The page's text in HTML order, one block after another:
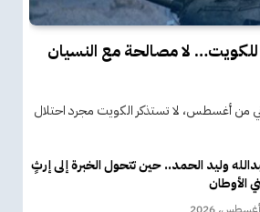
للكويت… لا مصالحة مع النسيان
من أغسطس، لا تستذكر الكويت مجرد احتلال
وليد الحمد.. حين تتحول الخبرة إلى إرثٍ
الأوطان